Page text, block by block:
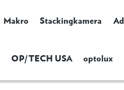
Makro Stackingkamera
OP/TECH USA optolux